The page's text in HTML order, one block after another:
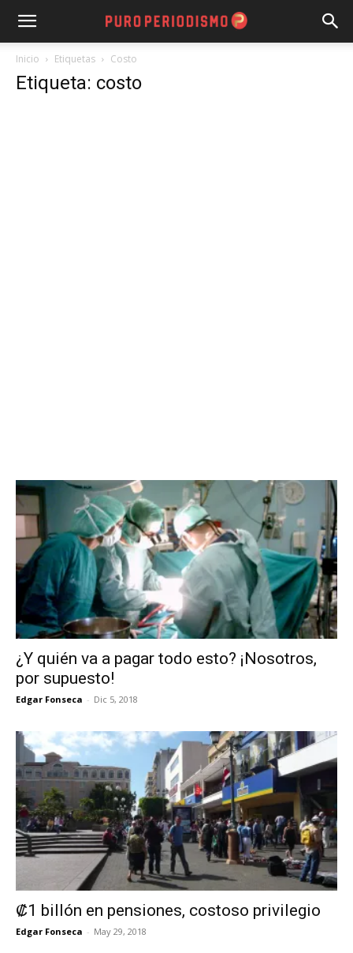
Inicio Etiquetas Costo
Etiqueta: costo
¿Y quién va a pagar todo esto? ¡Nosotros,
por supuesto!
Edgar Fonseca - Dic 5, 2018
₡1 billón en pensiones, costoso privilegio
Edgar Fonseca - May 29, 2018